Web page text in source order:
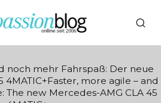
noch mehr Fahrspaß: Der neue
4MATIC+Faster, more agile – and
The new Mercedes-AMG CLA 45